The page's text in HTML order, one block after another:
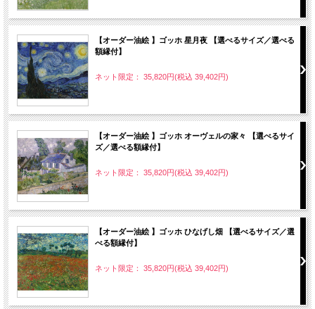
【オーダー油絵 】ゴッホ 星月夜 【選べるサイズ／選べる
額縁付】
ネット限定： 35,820円(税込 39,402円)
【オーダー油絵 】ゴッホ オーヴェルの家々 【選べるサイ
ズ／選べる額縁付】
ネット限定： 35,820円(税込 39,402円)
【オーダー油絵 】ゴッホ ひなげし畑 【選べるサイズ／選
べる額縁付】
ネット限定： 35,820円(税込 39,402円)